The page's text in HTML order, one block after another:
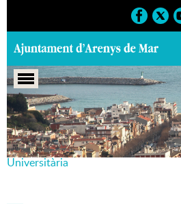
Portada > Agenda > 11-02-
2011 > Marcs > Culturals > 2011 >
Universitària